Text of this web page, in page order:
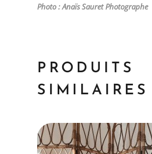
Photo : Anaïs Sauret Photographe
PRODUITS
SIMILAIRES